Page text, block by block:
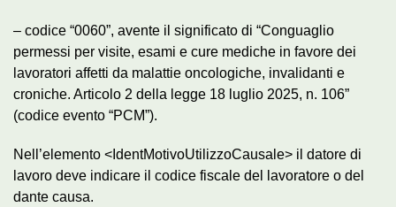
– codice “0060”, avente il significato di “Conguaglio
permessi per visite, esami e cure mediche in favore dei
lavoratori affetti da malattie oncologiche, invalidanti e
croniche. Articolo 2 della legge 18 luglio 2025, n. 106”
(codice evento “PCM”).
Nell’elemento <IdentMotivoUtilizzoCausale> il datore di
lavoro deve indicare il codice fiscale del lavoratore o del
dante causa.